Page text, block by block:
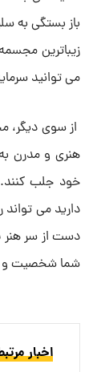
باز بستگی به
زیباترین
می توانید
از سوی دیگر،
هنری و مدرن
خود جلب
دارید می
دست از سر هنر
شما شخصیت و
اخبار